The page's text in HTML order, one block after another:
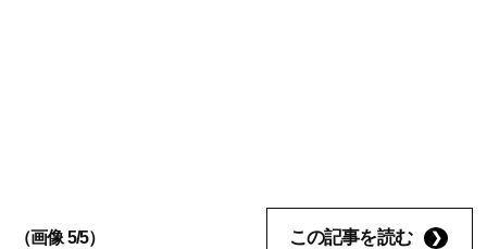
（画像 5/5） この記事を読む